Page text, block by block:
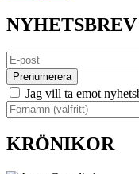
NYHETSBREV
Prenumerera
Jag vill ta emot
KRÖNIKOR